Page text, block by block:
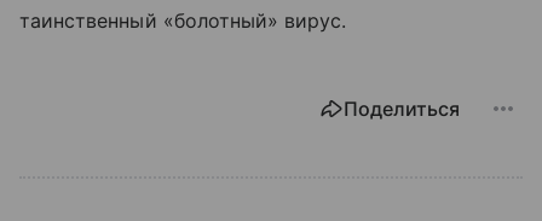
таинственный «болотный» вирус.
Поделиться